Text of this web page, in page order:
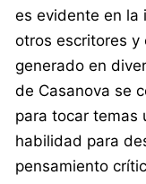
es evidente en la
otros escritores y
generado en
de Casanova se
para tocar temas
habilidad para
pensamiento